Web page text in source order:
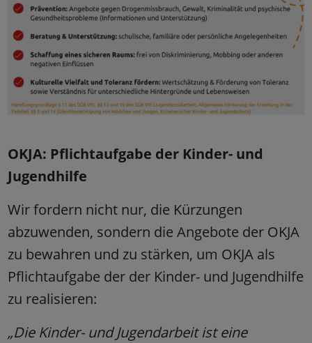
OKJA: Pflichtaufgabe der Kinder- und
Jugendhilfe
Wir fordern nicht nur, die Kürzungen
abzuwenden, sondern die Angebote der OKJA
zu bewahren und zu stärken, um OKJA als
Pflichtaufgabe der der Kinder- und Jugendhilfe
zu realisieren:
„Die Kinder- und Jugendarbeit ist eine